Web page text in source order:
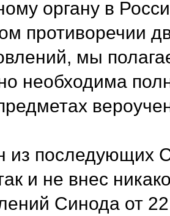
органу в
противоречии
мы
необходима
из последующих
и не внес
Синода от